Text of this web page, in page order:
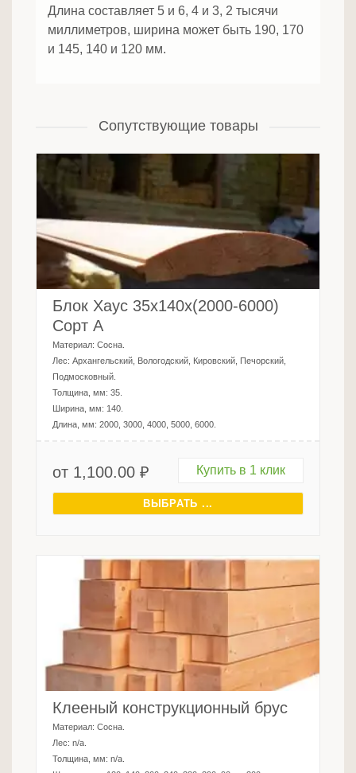
Длина составляет 5 и 6, 4 и 3, 2 тысячи
миллиметров, ширина может быть 190, 170
и 145, 140 и 120 мм.
Сопутствующие товары
Блок Хаус 35х140х(2000-6000)
Сорт А
Материал: Сосна.
Лес: Архангельский, Вологодский, Кировский, Печорский,
Подмосковный.
Толщина, мм: 35.
Ширина, мм: 140.
Длина, мм: 2000, 3000, 4000, 5000, 6000.
от 1,100.00 ₽ Купить в 1 клик
ВЫБРАТЬ ...
Клееный конструкционный брус
Материал: Сосна.
Лес: n/a.
Толщина, мм: n/a.